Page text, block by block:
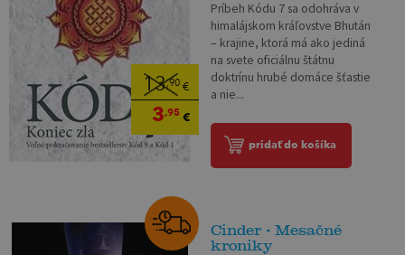
13,90€
3,95€
Príbeh Kódu 7 sa odohráva v
himalájskom kráľovstve Bhután
– krajine, ktorá má ako jediná
na svete oficiálnu štátnu
doktrínu hrubé domáce šťastie
a nie...
pridať do košíka
Cinder - Mesačné
kroniky